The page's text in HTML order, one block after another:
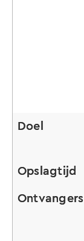
Doel
Opslagtijd
Ontvangers